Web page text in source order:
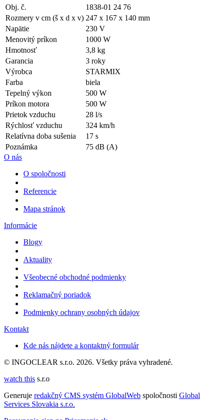
Obj. č.
1838-01 24 76
Rozmery v cm (š x d x v) 247 x 167 x 140 mm
Napätie
230 V
Menovitý príkon
1000 W
Hmotnosť
3,8 kg
Garancia
3 roky
Výrobca
STARMIX
Farba
biela
Tepelný výkon
500 W
Príkon motora
500 W
Prietok vzduchu
28 l/s
Rýchlosť vzduchu
324 km/h
Relatívna doba sušenia
17 s
Poznámka
75 dB (A)
O nás
O spoločnosti
Referencie
Mapa stránok
Informácie
Blogy
Aktuality
Všeobecné obchodné podmienky
Reklamačný poriadok
Podmienky ochrany osobných údajov
Kontakt
Kde nás nájdete a kontaktný formulár
© INGOCLEAR s.r.o. 2026. Všetky práva vyhradené.
watch this s.r.o
Generuje redakčný CMS systém GlobalWeb spoločnosti Global
Services Slovakia s.r.o.